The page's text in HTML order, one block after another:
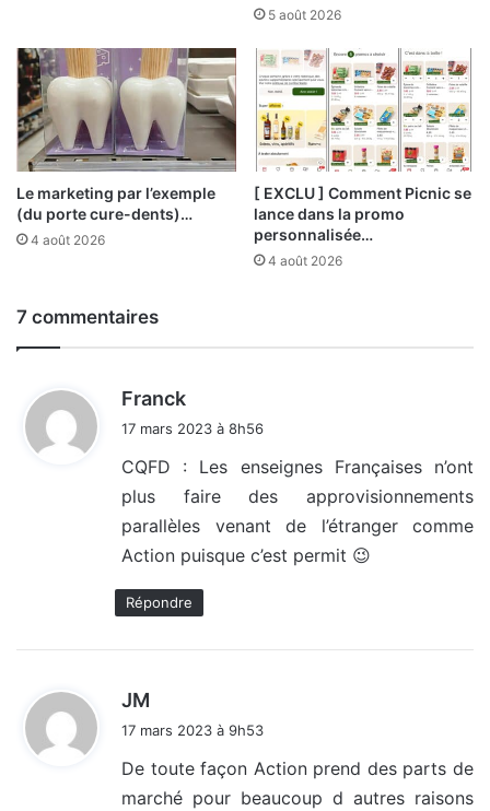
5 août 2026
Le marketing par l’exemple
(du porte cure-dents)…
4 août 2026
[ EXCLU ] Comment Picnic se
lance dans la promo
personnalisée…
4 août 2026
7 commentaires
Franck
i
:
17 mars 2023 à 8h56
CQFD : Les enseignes Françaises n’ont
plus faire des approvisionnements
parallèles venant de l’étranger comme
Action puisque c’est permit 😉
Répondre
JM
:
17 mars 2023 à 9h53
De toute façon Action prend des parts de
marché pour beaucoup d autres raisons